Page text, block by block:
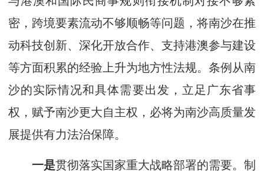
密，跨境要素流动不够顺畅等问题，将南沙在推
动科技创新、深化开放合作、支持港澳参与建设
等方面积累的经验上升为地方性法规。条例从南
沙的实际情况和具体需要出发，立足广东省事
权，赋予南沙更大自主权，必将为南沙高质量发
展提供有力法治保障。
一是贯彻落实国家重大战略部署的需要。制